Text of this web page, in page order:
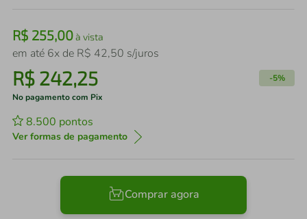
R$ 255,00à vista
em até 6x de R$ 42,50 s/juros
R$ 242,25 -5%
No pagamento com Pix
8.500 pontos
Ver formas de pagamento
Comprar agora